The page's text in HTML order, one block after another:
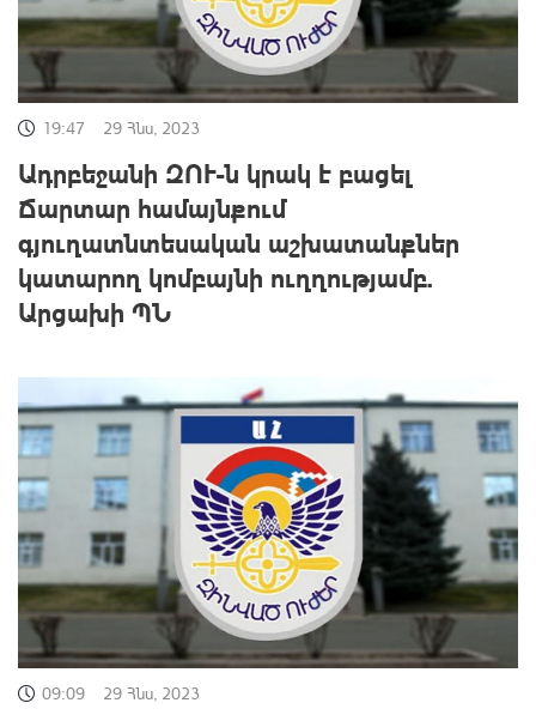
19:47 29 Հնս, 2023
Ադրբեջանի ԶՈՒ-ն կրակ է բացել
Ճարտար համայնքում
գյուղատնտեսական աշխատանքներ
կատարող կոմբայնի ուղղությամբ.
Արցախի ՊՆ
09:09 29 Հնս, 2023